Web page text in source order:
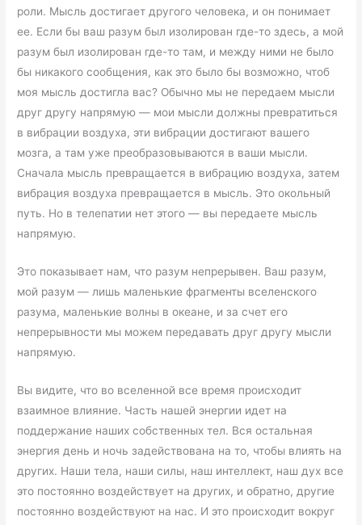
роли. Мысль достигает другого человека, и он понимает
ее. Если бы ваш разум был изолирован где-то здесь, а мой
разум был изолирован где-то там, и между ними не было
бы никакого сообщения, как это было бы возможно, чтоб
моя мысль достигла вас? Обычно мы не передаем мысли
друг другу напрямую — мои мысли должны превратиться
в вибрации воздуха, эти вибрации достигают вашего
мозга, а там уже преобразовываются в ваши мысли.
Сначала мысль превращается в вибрацию воздуха, затем
вибрация воздуха превращается в мысль. Это окольный
путь. Но в телепатии нет этого — вы передаете мысль
напрямую.
Это показывает нам, что разум непрерывен. Ваш разум,
мой разум — лишь маленькие фрагменты вселенского
разума, маленькие волны в океане, и за счет его
непрерывности мы можем передавать друг другу мысли
напрямую.
Вы видите, что во вселенной все время происходит
взаимное влияние. Часть нашей энергии идет на
поддержание наших собственных тел. Вся остальная
энергия день и ночь задействована на то, чтобы влиять на
других. Наши тела, наши силы, наш интеллект, наш дух все
это постоянно воздействует на других, и обратно, другие
постоянно воздействуют на нас. И это происходит вокруг